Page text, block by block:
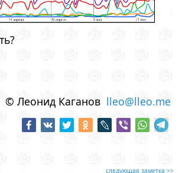
© Леонид Каганов lleo@lleo.me
следующая заметка >>